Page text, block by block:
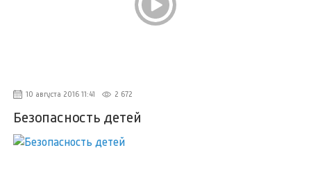
10 августа 2016 11:41 2 672
Безопасность детей